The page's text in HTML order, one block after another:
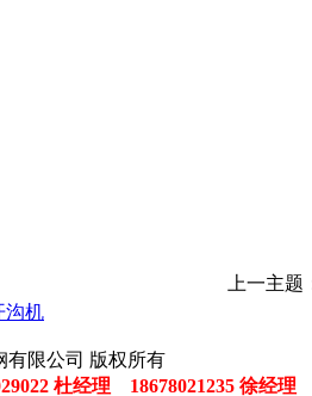
上一主题
沟机
有限公司 版权所有
杜经理 18678021235 徐经理